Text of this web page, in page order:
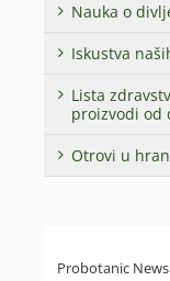
Nauka o
Iskustva
Lista
proizvodi od
Otrovi u
Probotanic